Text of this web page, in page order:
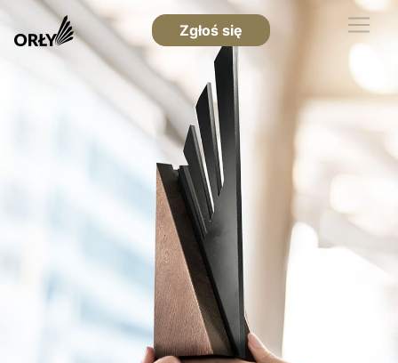
Zgłoś się